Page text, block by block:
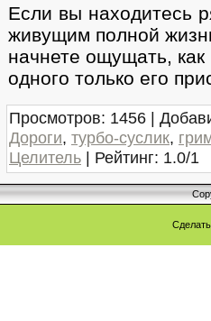
Если вы находитесь
живущим полной
начнете ощущать,
одного только его
Просмотров: 1456 |
Дороги, турбо-суслик,
Целитель | Рейтинг: 1.0/1